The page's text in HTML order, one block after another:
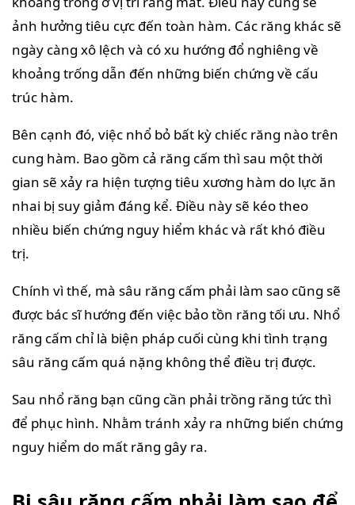
ảnh hưởng tiêu cực đến toàn hàm. Các răng khác sẽ
ngày càng xô lệch và có xu hướng đổ nghiêng về
khoảng trống dẫn đến những biến chứng về cấu
trúc hàm.
Bên cạnh đó, việc nhổ bỏ bất kỳ chiếc răng nào trên
cung hàm. Bao gồm cả răng cấm thì sau một thời
gian sẽ xảy ra hiện tượng tiêu xương hàm do lực ăn
nhai bị suy giảm đáng kể. Điều này sẽ kéo theo
nhiều biến chứng nguy hiểm khác và rất khó điều
trị.
Chính vì thế, mà sâu răng cấm phải làm sao cũng sẽ
được bác sĩ hướng đến việc bảo tồn răng tối ưu. Nhổ
răng cấm chỉ là biện pháp cuối cùng khi tình trạng
sâu răng cấm quá nặng không thể điều trị được.
Sau nhổ răng bạn cũng cần phải trồng răng tức thì
để phục hình. Nhằm tránh xảy ra những biến chứng
nguy hiểm do mất răng gây ra.